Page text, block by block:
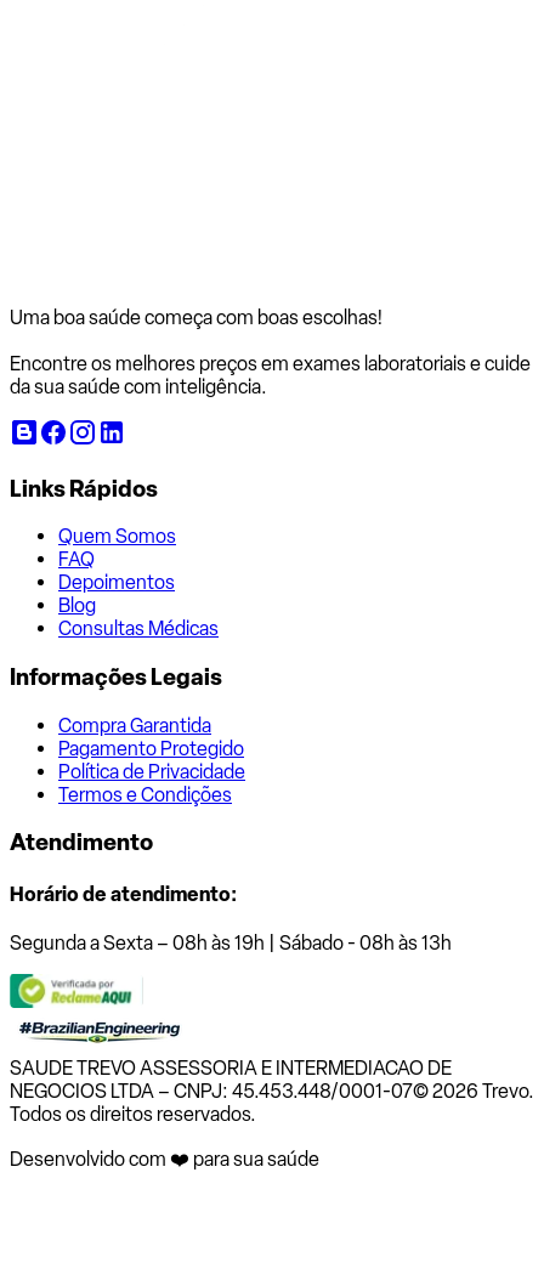
Uma boa saúde começa com boas escolhas!
Encontre os melhores preços em exames laboratoriais e cuide
da sua saúde com inteligência.
Links Rápidos
Quem Somos
FAQ
Depoimentos
Blog
Consultas Médicas
Informações Legais
Compra Garantida
Pagamento Protegido
Política de Privacidade
Termos e Condições
Atendimento
Horário de atendimento:
Segunda a Sexta – 08h às 19h | Sábado - 08h às 13h
SAUDE TREVO ASSESSORIA E INTERMEDIACAO DE
NEGOCIOS LTDA – CNPJ: 45.453.448/0001-07© 2026 Trevo.
Todos os direitos reservados.
Desenvolvido com ❤️ para sua saúde